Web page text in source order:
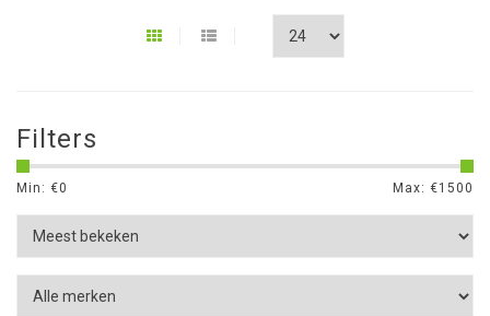
Filters
Min: €0 Max: €1500